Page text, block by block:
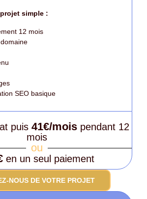
simple :
12 mois
SEO basique
puis 41€/mois pendant 12
mois
ou
en un seul paiement
NOUS DE VOTRE PROJET